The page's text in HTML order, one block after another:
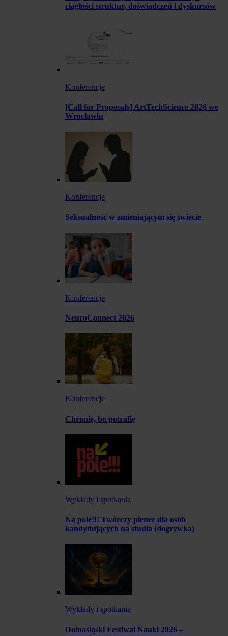
ciągłości struktur, doświadczeń i dyskursów
Konferencje
[Call for Proposals] ArtTechScience 2026 we
Wrocławiu
Konferencje
Seksualność w zmieniającym się świecie
Konferencje
NeuroConnect 2026
Konferencje
Chronię, bo potrafię
Wykłady i spotkania
Na pole!!! Twórczy plener dla osób
kandydujących na studia (dogrywka)
Wykłady i spotkania
Dolnośląski Festiwal Nauki 2026 –